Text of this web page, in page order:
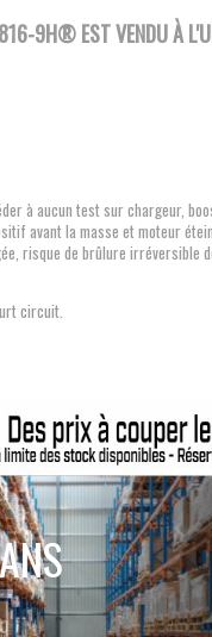
9H® EST VENDU À
à aucun test sur chargeur,
avant la masse et moteur
risque de brûlure irréversible
circuit.